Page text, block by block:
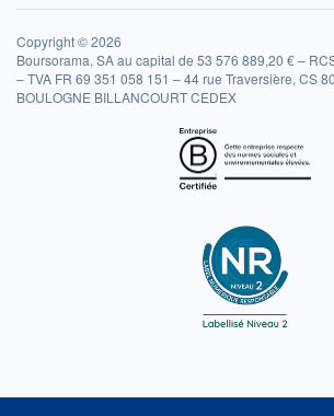
Copyright © 2026
Boursorama, SA au capital de 53 576 889,20 € –
– TVA FR 69 351 058 151 – 44 rue Traversière, CS
BOULOGNE BILLANCOURT CEDEX